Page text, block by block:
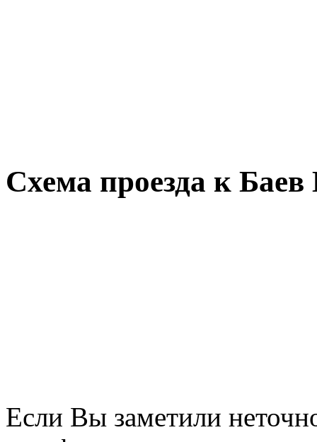
Схема проезда к
Если Вы заметили